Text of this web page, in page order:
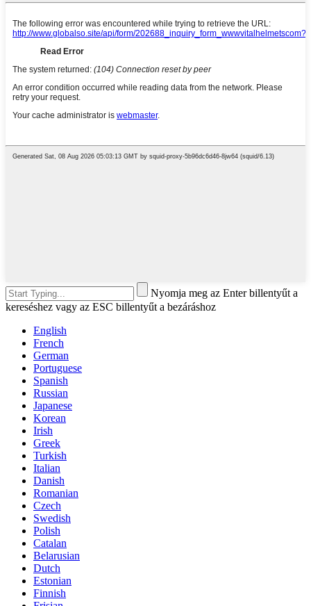
Nyomja meg az Enter billentyűt a
kereséshez vagy az ESC billentyűt a bezáráshoz
English
French
German
Portuguese
Spanish
Russian
Japanese
Korean
Irish
Greek
Turkish
Italian
Danish
Romanian
Czech
Swedish
Polish
Catalan
Belarusian
Dutch
Estonian
Finnish